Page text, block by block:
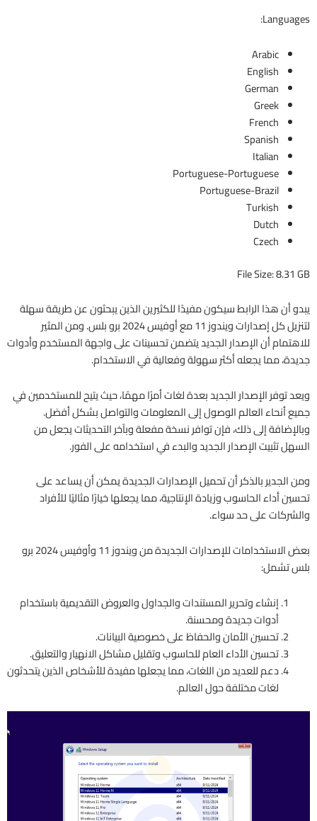
Languages:
Arabic
English
German
Greek
French
Spanish
Italian
Portuguese-Portuguese
Portuguese-Brazil
Turkish
Dutch
Czech
File Size: 8.31 GB
يبدو أن هذا الرابط سيكون مفيدًا للكثيرين الذين يبحثون عن طريقة سهلة
لتنزيل كل إصدارات ويندوز 11 مع أوفيس 2024 برو بلس. ومن المثير
للاهتمام أن الإصدار الجديد يتضمن تحسينات على واجهة المستخدم وأدوات
جديدة، مما يجعله أكثر سهولة وفعالية في الاستخدام.
ويعد توفر الإصدار الجديد بعدة لغات أمرًا مهمًا، حيث يتيح للمستخدمين في
جميع أنحاء العالم الوصول إلى المعلومات والتواصل بشكل أفضل.
وبالإضافة إلى ذلك، فإن توافر نسخة مفعلة وبآخر التحديثات يجعل من
السهل تثبيت الإصدار الجديد والبدء في استخدامه على الفور.
ومن الجدير بالذكر أن تحميل الإصدارات الجديدة يمكن أن يساعد على
تحسين أداء الحاسوب وزيادة الإنتاجية، مما يجعلها خيارًا مثاليًا للأفراد
والشركات على حد سواء.
بعض الاستخدامات للإصدارات الجديدة من ويندوز 11 وأوفيس 2024 برو
بلس تشمل:
إنشاء وتحرير المستندات والجداول والعروض التقديمية باستخدام
أدوات جديدة ومحسنة.
تحسين الأمان والحفاظ على خصوصية البيانات.
تحسين الأداء العام للحاسوب وتقليل مشاكل الانهيار والتعليق.
دعم للعديد من اللغات، مما يجعلها مفيدة للأشخاص الذين يتحدثون
لغات مختلفة حول العالم.